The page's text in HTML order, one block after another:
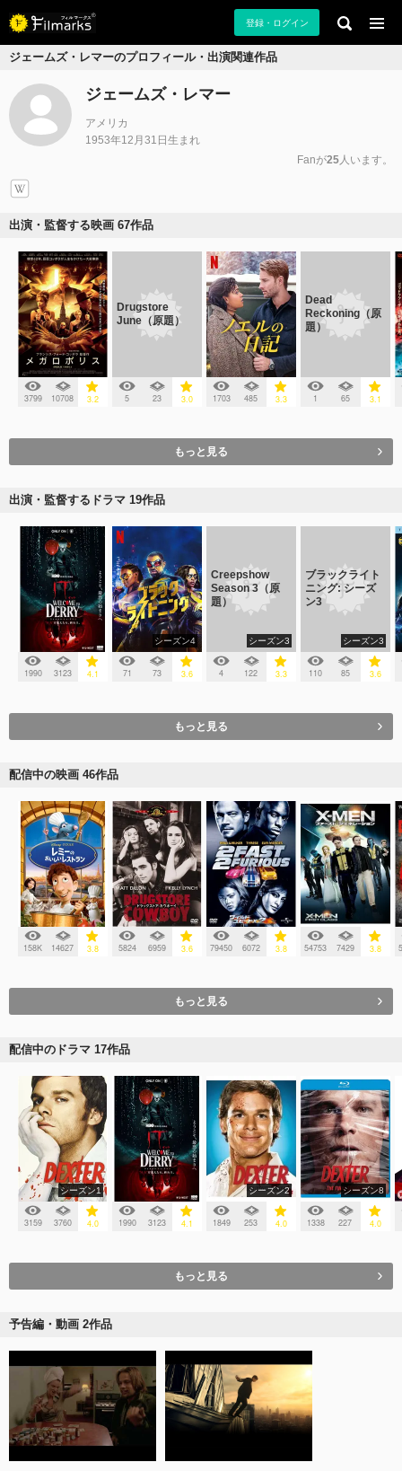
登録・ログイン
ジェームズ・レマーのプロフィール・出演関連作品
ジェームズ・レマー
アメリカ
1953年12月31日生まれ
Fanが25人います。
出演・監督する映画 67作品
3799 10708 3.2
Drugstore
June（原題）
5 23 3.0 1703 485 3.3
Dead
Reckoning（原
題）
1 65 3.1
もっと見る
出演・監督するドラマ 19作品
1990 3123 4.1
シーズン4
71 73 3.6
Creepshow
Season 3（原
題）
シーズン3
4 122 3.3
ブラックライト
ニング: シーズ
ン3
シーズン3
110 85 3.6
もっと見る
配信中の映画 46作品
158K 14627 3.8 5824 6959 3.6 79450 6072 3.8 54753 7429 3.8
もっと見る
配信中のドラマ 17作品
シーズン1
3159 3760 4.0 1990 3123 4.1
シーズン2
1849 253 4.0
シーズン8
1338 227 4.0
もっと見る
予告編・動画 2作品